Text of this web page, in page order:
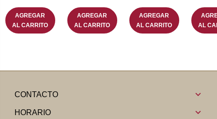
AGREGAR
AL CARRITO
AGREGAR
AL CARRITO
AGREGAR
AL CARRITO
AL
CONTACTO
HORARIO